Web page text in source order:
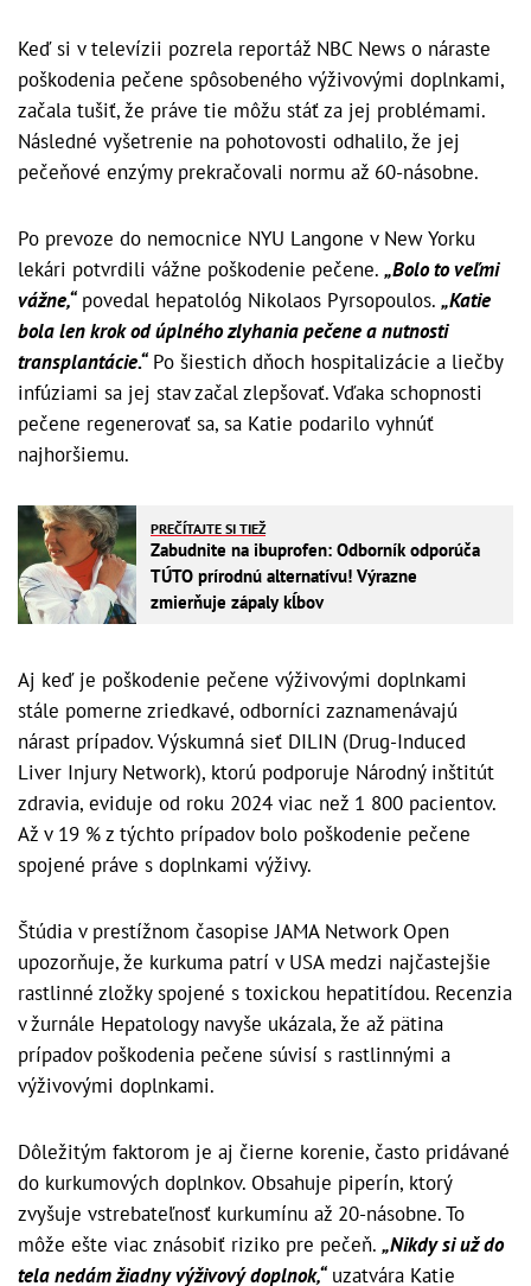
Keď si v televízii pozrela reportáž NBC News o náraste
poškodenia pečene spôsobeného výživovými doplnkami,
začala tušiť, že práve tie môžu stáť za jej problémami.
Následné vyšetrenie na pohotovosti odhalilo, že jej
pečeňové enzýmy prekračovali normu až 60-násobne.
Po prevoze do nemocnice NYU Langone v New Yorku
lekári potvrdili vážne poškodenie pečene. „Bolo to veľmi
vážne,“povedal hepatológ Nikolaos Pyrsopoulos. „Katie
bola len krok od úplného zlyhania pečene a nutnosti
transplantácie.“Po šiestich dňoch hospitalizácie a liečby
infúziami sa jej stav začal zlepšovať. Vďaka schopnosti
pečene regenerovať sa, sa Katie podarilo vyhnúť
najhoršiemu.
PREČÍTAJTE SI TIEŽ
Zabudnite na ibuprofen: Odborník odporúča
TÚTO prírodnú alternatívu! Výrazne
zmierňuje zápaly kĺbov
Aj keď je poškodenie pečene výživovými doplnkami
stále pomerne zriedkavé, odborníci zaznamenávajú
nárast prípadov. Výskumná sieť DILIN (Drug-Induced
Liver Injury Network), ktorú podporuje Národný inštitút
zdravia, eviduje od roku 2024 viac než 1 800 pacientov.
Až v 19 % z týchto prípadov bolo poškodenie pečene
spojené práve s doplnkami výživy.
Štúdia v prestížnom časopise JAMA Network Open
upozorňuje, že kurkuma patrí v USA medzi najčastejšie
rastlinné zložky spojené s toxickou hepatitídou. Recenzia
v žurnále Hepatology navyše ukázala, že až pätina
prípadov poškodenia pečene súvisí s rastlinnými a
výživovými doplnkami.
Dôležitým faktorom je aj čierne korenie, často pridávané
do kurkumových doplnkov. Obsahuje piperín, ktorý
zvyšuje vstrebateľnosť kurkumínu až 20-násobne. To
môže ešte viac znásobiť riziko pre pečeň. „Nikdy si už do
tela nedám žiadny výživový doplnok,“uzatvára Katie